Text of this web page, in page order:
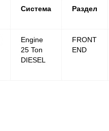
Система Раздел
Engine
25 Ton
DIESEL
FRONT
END